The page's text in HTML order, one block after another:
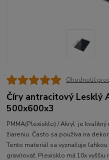
Ohodnotiť
Číry antracitový Lesklý
500x600x3
PMMA(Plexisklo) / Akryl je
žiareniu. Často sa používa na
Tento materiál sa vyznačuje
gravírovať. Plexisklo má 10x